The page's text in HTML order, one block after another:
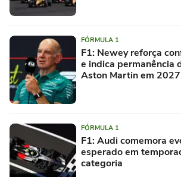
FÓRMULA 1
F1: Newey reforça
e indica permanência
Aston Martin em 2027
FÓRMULA 1
F1: Audi comemora
esperado em
categoria